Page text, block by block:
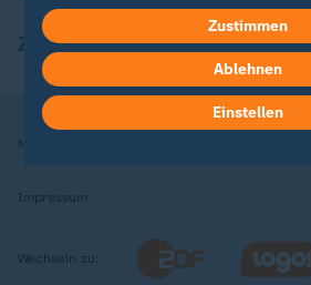
ZDFheute Apps
Nutzungsbedingungen
Impressum
Wechseln zu:
kannst du jederzeit mit Wirkung
in deinen Einstellungen
Hier findest du das Impressum.
Weitere Informationen findest
Zustimmen
Ablehnen
Einstellen